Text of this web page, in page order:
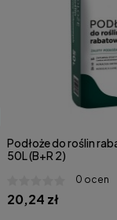
Podłoże do roślin
50L (B+R 2)
0 ocen
20,24 zł